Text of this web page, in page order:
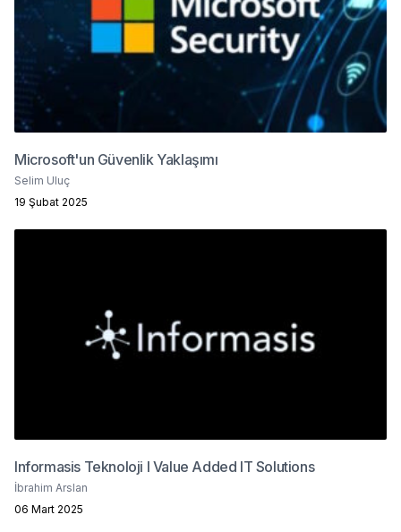
Microsoft'un Güvenlik Yaklaşımı
Selim Uluç
19 Şubat 2025
Informasis Teknoloji I Value Added IT Solutions
İbrahim Arslan
06 Mart 2025